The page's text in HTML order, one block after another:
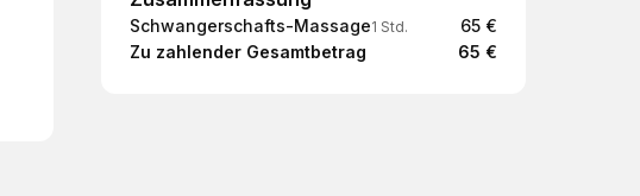
Zusammenfassung
Schwangerschafts-Massage1 Std.
65 €
Zu zahlender Gesamtbetrag
65 €